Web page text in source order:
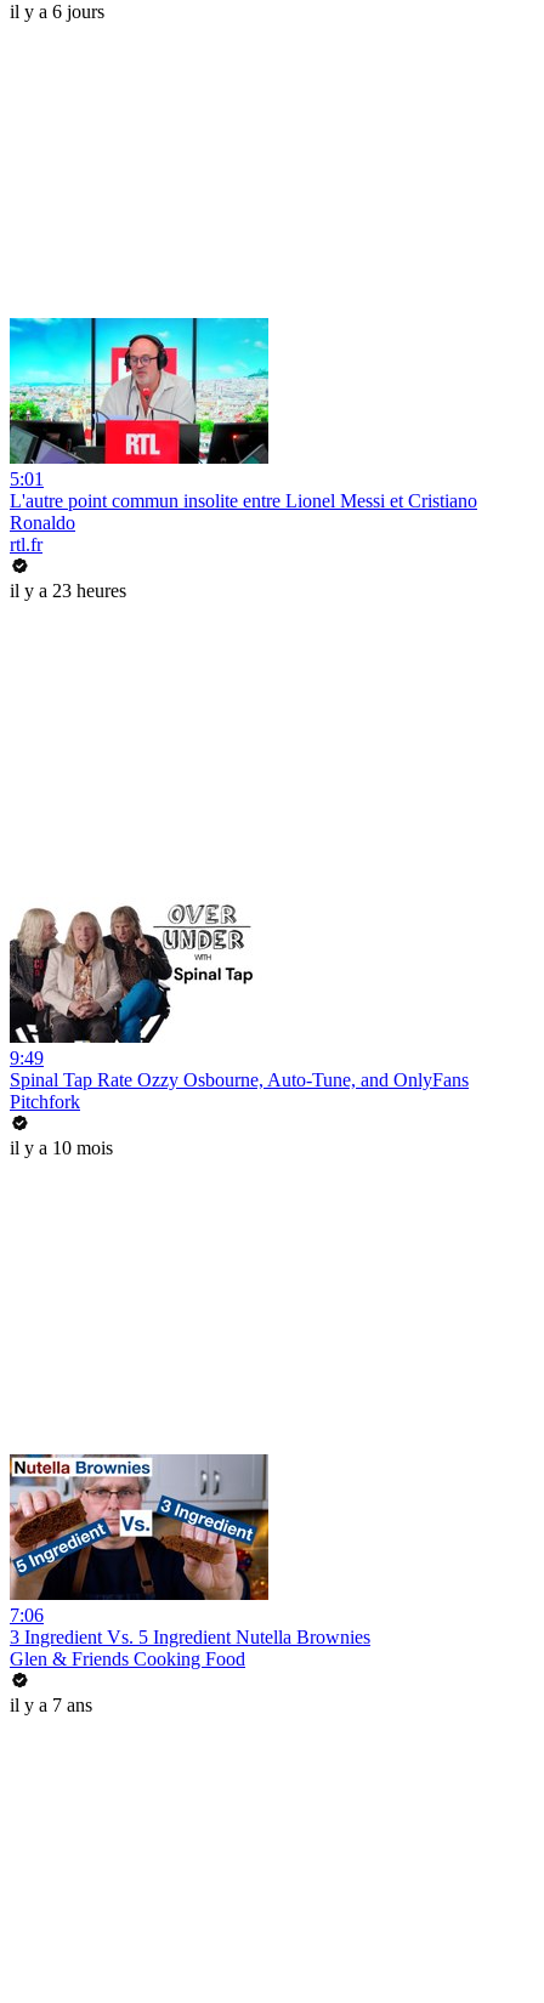
il y a 6 jours
5:01
L'autre point commun insolite entre Lionel Messi et Cristiano
Ronaldo
rtl.fr
il y a 23 heures
9:49
Spinal Tap Rate Ozzy Osbourne, Auto-Tune, and OnlyFans
Pitchfork
il y a 10 mois
7:06
3 Ingredient Vs. 5 Ingredient Nutella Brownies
Glen & Friends Cooking Food
il y a 7 ans